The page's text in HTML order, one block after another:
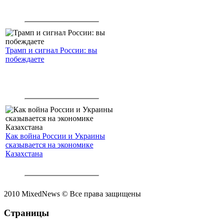
Трамп и сигнал России: вы
побеждаете
Как война России и Украины
сказывается на экономике
Казахстана
2010 MixedNews © Все права защищены
Страницы